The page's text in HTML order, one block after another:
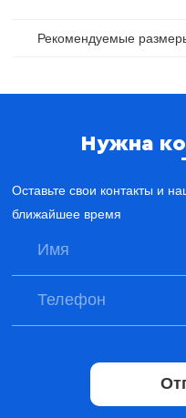
Рекомендуемые
Нужна
Оставьте свои контакты и
ближайшее время